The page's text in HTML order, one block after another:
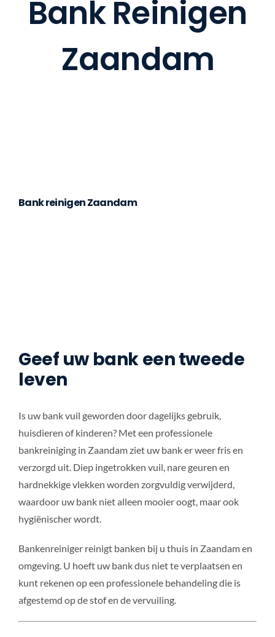
Bank Reinigen
Zaandam
Bank reinigen Zaandam
Geef uw bank een tweede
leven
Is uw bank vuil geworden door dagelijks gebruik,
huisdieren of kinderen? Met een professionele
bankreiniging in Zaandam ziet uw bank er weer fris en
verzorgd uit. Diep ingetrokken vuil, nare geuren en
hardnekkige vlekken worden zorgvuldig verwijderd,
waardoor uw bank niet alleen mooier oogt, maar ook
hygiënischer wordt.
Bankenreiniger reinigt banken bij u thuis in Zaandam en
omgeving. U hoeft uw bank dus niet te verplaatsen en
kunt rekenen op een professionele behandeling die is
afgestemd op de stof en de vervuiling.